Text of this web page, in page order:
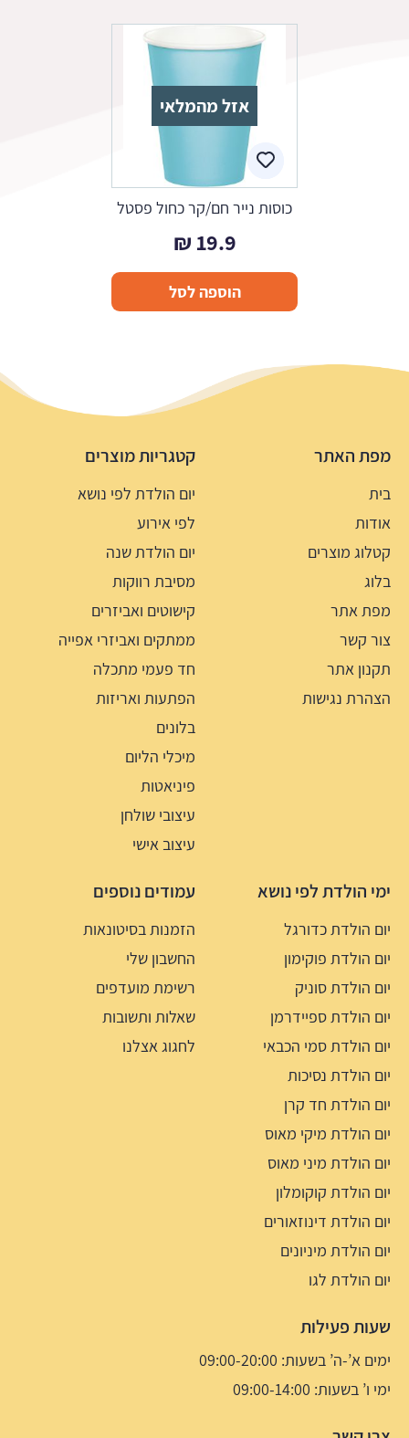
אזל מהמלאי
כוסות נייר חם/קר כחול פסטל
19.9
₪
הוספה לסל
מפת האתר
בית
אודות
קטלוג מוצרים
בלוג
מפת אתר
צור קשר
תקנון אתר
הצהרת נגישות
קטגריות מוצרים
יום הולדת לפי נושא
לפי אירוע
יום הולדת שנה
מסיבת רווקות
קישוטים ואביזרים
ממתקים ואביזרי אפייה
חד פעמי מתכלה
הפתעות ואריזות
בלונים
מיכלי הליום
פיניאטות
עיצובי שולחן
עיצוב אישי
ימי הולדת לפי נושא
יום הולדת כדורגל
יום הולדת פוקימון
יום הולדת סוניק
יום הולדת ספיידרמן
יום הולדת סמי הכבאי
יום הולדת נסיכות
יום הולדת חד קרן
יום הולדת מיקי מאוס
יום הולדת מיני מאוס
יום הולדת קוקומלון
יום הולדת דינוזאורים
יום הולדת מיניונים
יום הולדת לגו
עמודים נוספים
הזמנות בסיטונאות
החשבון שלי
רשימת מועדפים
שאלות ותשובות
לחגוג אצלנו
שעות פעילות
ימים א’-ה’ בשעות: 09:00-20:00
ימי ו’ בשעות: 09:00-14:00